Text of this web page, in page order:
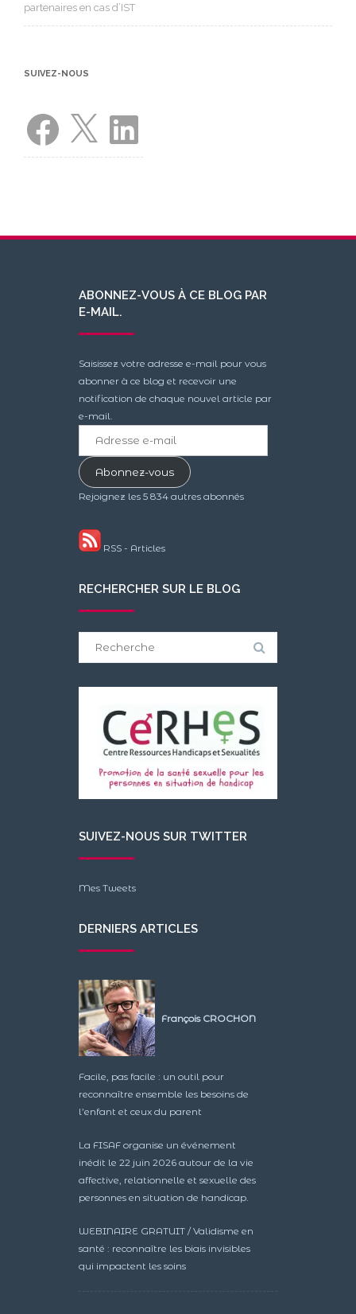
partenaires en cas d’IST
SUIVEZ-NOUS
Facebook LinkedIn
ABONNEZ-VOUS À CE BLOG PAR
E-MAIL.
Saisissez votre adresse e-mail pour vous
abonner à ce blog et recevoir une
notification de chaque nouvel article par
e-mail.
mailAbonnez-vous
Rejoignez les 5 834 autres abonnés
RSS - Articles
RECHERCHER SUR LE BLOG
SUIVEZ-NOUS SUR TWITTER
Mes Tweets
DERNIERS ARTICLES
François CROCHON
Facile, pas facile : un outil pour
reconnaître ensemble les besoins de
l’enfant et ceux du parent
La FISAF organise un événement
inédit le 22 juin 2026 autour de la vie
affective, relationnelle et sexuelle des
personnes en situation de handicap.
WEBINAIRE GRATUIT / Validisme en
santé : reconnaître les biais invisibles
qui impactent les soins